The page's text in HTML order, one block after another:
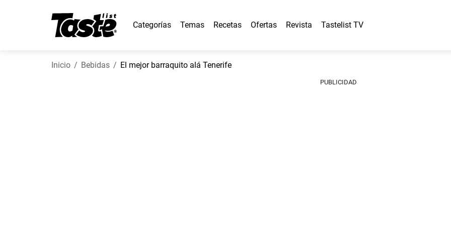
Categorías Temas Recetas Ofertas Revista Tastelist TV
Inicio Bebidas El mejor barraquito alá Tenerife
PUBLICIDAD